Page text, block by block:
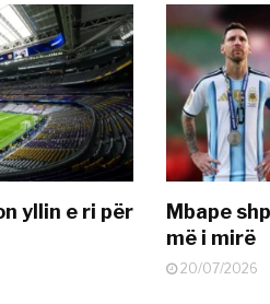
yllin e ri për
Mbape
më i mirë
20/07/2026